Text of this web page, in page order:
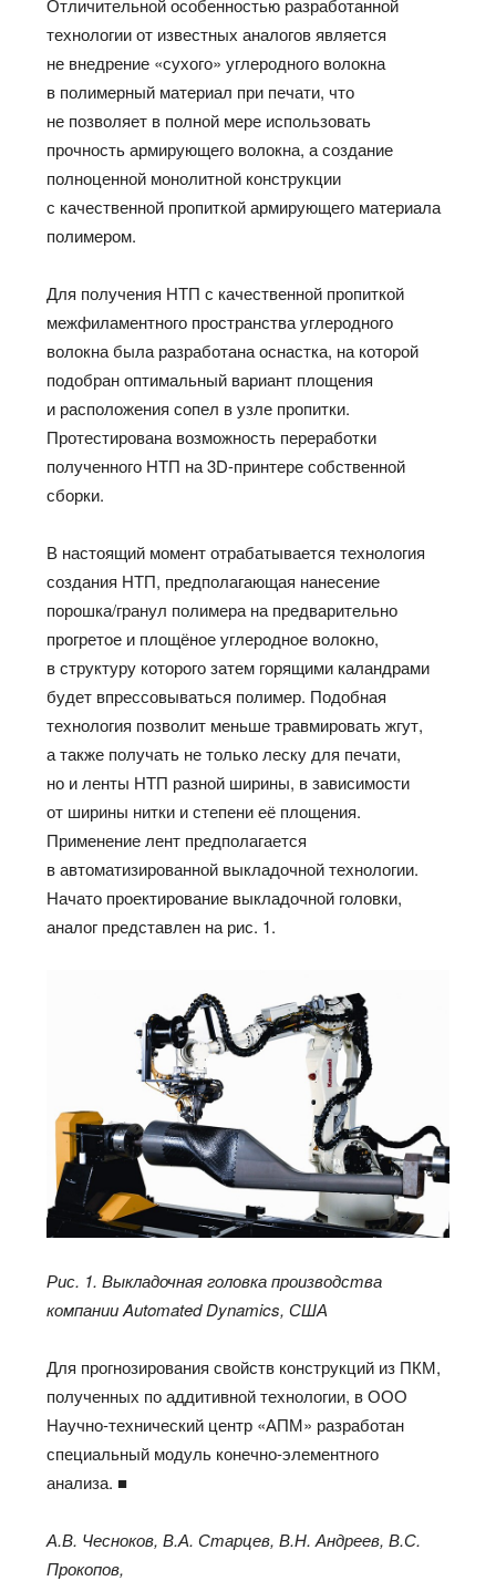
Отличительной особенностью разработанной
технологии от известных аналогов является
не внедрение «сухого» углеродного волокна
в полимерный материал при печати, что
не позволяет в полной мере использовать
прочность армирующего волокна, а создание
полноценной монолитной конструкции
с качественной пропиткой армирующего материала
полимером.
Для получения НТП с качественной пропиткой
межфиламентного пространства углеродного
волокна была разработана оснастка, на которой
подобран оптимальный вариант площения
и расположения сопел в узле пропитки.
Протестирована возможность переработки
полученного НТП на 3D-принтере собственной
сборки.
В настоящий момент отрабатывается технология
создания НТП, предполагающая нанесение
порошка/гранул полимера на предварительно
прогретое и площёное углеродное волокно,
в структуру которого затем горящими каландрами
будет впрессовываться полимер. Подобная
технология позволит меньше травмировать жгут,
а также получать не только леску для печати,
но и ленты НТП разной ширины, в зависимости
от ширины нитки и степени её площения.
Применение лент предполагается
в автоматизированной выкладочной технологии.
Начато проектирование выкладочной головки,
аналог представлен на рис. 1.
Рис. 1. Выкладочная головка производства
компании Automated Dynamics, США
Для прогнозирования свойств конструкций из ПКМ,
полученных по аддитивной технологии, в ООО
Научно-технический центр «АПМ» разработан
специальный модуль конечно-элементного
анализа. ■
А.В. Чесноков, В.А. Старцев, В.Н. Андреев, В.С.
Прокопов,